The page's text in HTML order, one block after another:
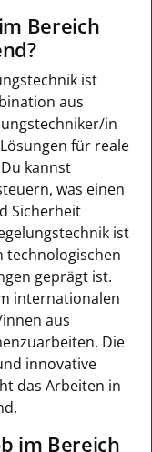
Bereich
ist
aus
in
für reale
kannst
was einen
Sicherheit
ist
technologischen
geprägt ist.
internationalen
aus
Die
innovative
das Arbeiten in
im Bereich